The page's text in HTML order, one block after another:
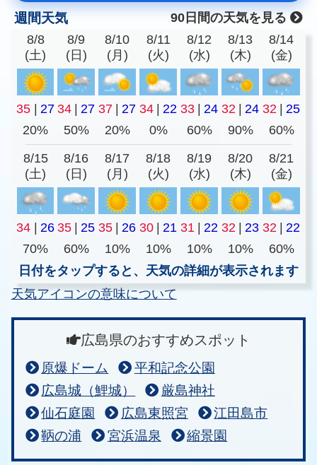
週間天気
90日間の天気を見る
8/8
(土)
8/9
(日)
8/10
(月)
8/11
(火)
8/12
(水)
8/13
(木)
8/14
(金)
35 27 34 27 37 27 34 22 33 24 32 24 32
25
20%
50% 20% 0% 60% 90% 60%
8/15
(土)
8/16
(日)
8/17
(月)
8/18
(火)
8/19
(水)
8/20
(木)
8/21
(金)
34 26 35 25 35 26 30 21 31 22 32 23 32
22
70%
60% 10% 10% 10% 10%
60%
日付をタップすると、天気の詳細が表示されます
天気アイコンの意味について
広島県のおすすめスポット
原爆ドーム
平和記念公園
広島城（鯉城）
厳島神社
仙石庭園
広島東照宮
江田島市
鞆の浦
宮浜温泉 縮景園